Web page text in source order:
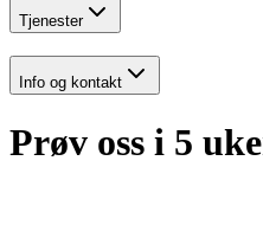
Tjenester
Info og kontakt
Prøv oss i 5